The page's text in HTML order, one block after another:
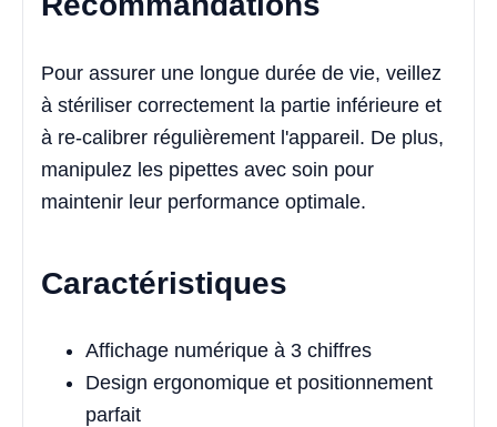
Pour assurer une longue durée de vie, veillez
à stériliser correctement la partie inférieure et
à re-calibrer régulièrement l'appareil. De plus,
manipulez les pipettes avec soin pour
maintenir leur performance optimale.
Caractéristiques
Affichage numérique à 3 chiffres
Design ergonomique et positionnement
parfait